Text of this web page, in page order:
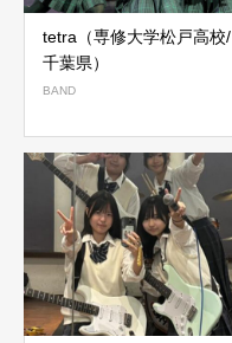
tetra（専修大学松戸高校/
千葉県）
BAND